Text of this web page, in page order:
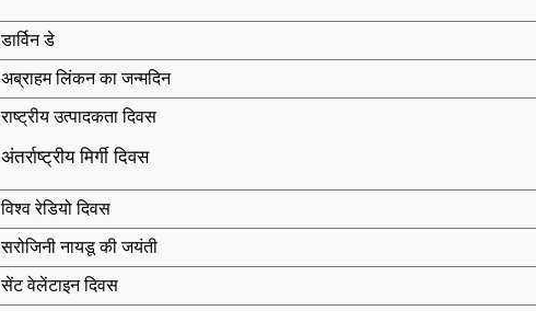
डार्विन डे
अब्राहम लिंकन का जन्मदिन
राष्ट्रीय उत्पादकता दिवस
अंतर्राष्ट्रीय मिर्गी दिवस
विश्व रेडियो दिवस
सरोजिनी नायडू की जयंती
सेंट वेलेंटाइन दिवस